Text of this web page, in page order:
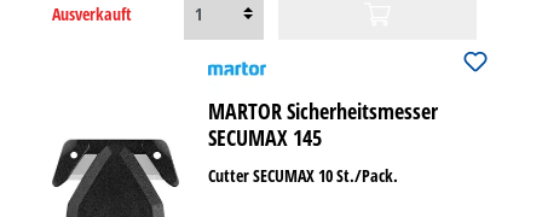
Ausverkauft
MARTOR Sicherheitsmesser
SECUMAX 145
Cutter SECUMAX 10 St./Pack.